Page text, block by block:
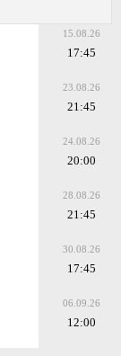
15.08.26
17:45
23.08.26
21:45
24.08.26
20:00
28.08.26
21:45
30.08.26
17:45
06.09.26
12:00